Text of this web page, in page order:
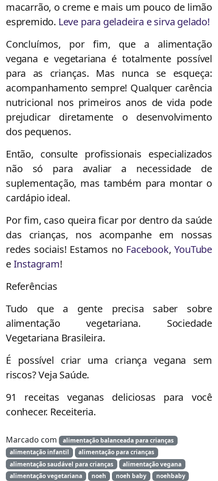
macarrão, o creme e mais um pouco de limão
espremido. Leve para geladeira e sirva gelado!
Concluímos, por fim, que a alimentação
vegana e vegetariana é totalmente possível
para as crianças. Mas nunca se esqueça:
acompanhamento sempre! Qualquer carência
nutricional nos primeiros anos de vida pode
prejudicar diretamente o desenvolvimento
dos pequenos.
Então, consulte profissionais especializados
não só para avaliar a necessidade de
suplementação, mas também para montar o
cardápio ideal.
Por fim, caso queira ficar por dentro da saúde
das crianças, nos acompanhe em nossas
redes sociais! Estamos no Facebook,YouTube
eInstagram!
Referências
Tudo que a gente precisa saber sobre
alimentação vegetariana. Sociedade
Vegetariana Brasileira.
É possível criar uma criança vegana sem
riscos? Veja Saúde.
91 receitas veganas deliciosas para você
conhecer. Receiteria.
Marcado com
alimentação balanceada para crianças
alimentação infantil
alimentação para crianças
alimentação saudável para crianças
alimentação vegana
alimentação vegetariana
noeh noeh baby noehbaby